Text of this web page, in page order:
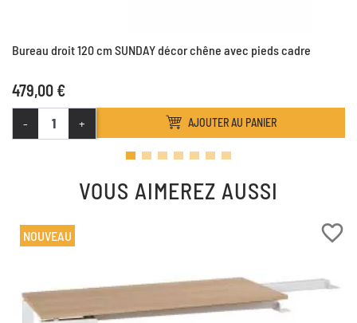
Bureau droit 120 cm SUNDAY décor chêne avec pieds cadre
479,00 €
- + AJOUTER AU PANIER
VOUS AIMEREZ AUSSI
favorite_border
NOUVEAU